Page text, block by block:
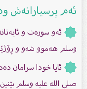
ئەم پرسیارانەش
ئەو سورەت و
وسلم هەموو شەو و
ئایا خودا سزامان
صلى الله عليه وسلم بێنین ؟